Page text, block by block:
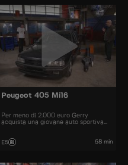
Peugeot 405 Mi16
Per meno di 2.000 euro Gerry
acquista una giovane auto sportiva
E5 58 min